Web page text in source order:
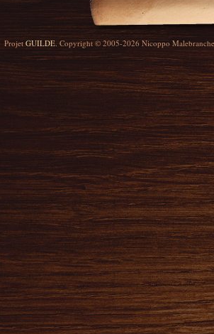
ProjetGUILDE. Copyright © 2005-2026 Nicoppo Malebranche